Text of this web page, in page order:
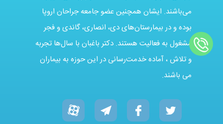
می‌باشند. ایشان همچنین عضو جامعه جراحان اروپا
بوده و در بیمارستان‌های دی، انصاری، گاندی و فجر
مشغول به فعالیت هستند. دکتر باغبان با سال‌ها تجربه
و تلاش ، آماده خدمت‌رسانی در این حوزه به بیماران
می باشند.